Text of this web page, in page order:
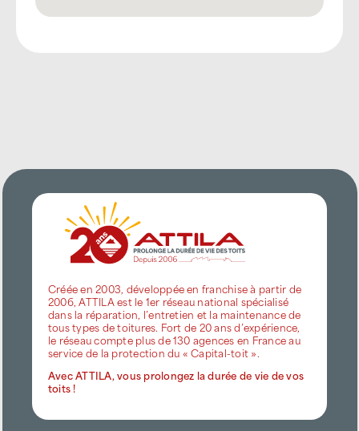
Créée en 2003, développée en franchise à partir de
2006, ATTILA est le 1er réseau national spécialisé
dans la réparation, l’entretien et la maintenance de
tous types de toitures. Fort de 20 ans d’expérience,
le réseau compte plus de 130 agences en France au
service de la protection du « Capital-toit ».
Avec ATTILA, vous prolongez la durée de vie de vos
toits !